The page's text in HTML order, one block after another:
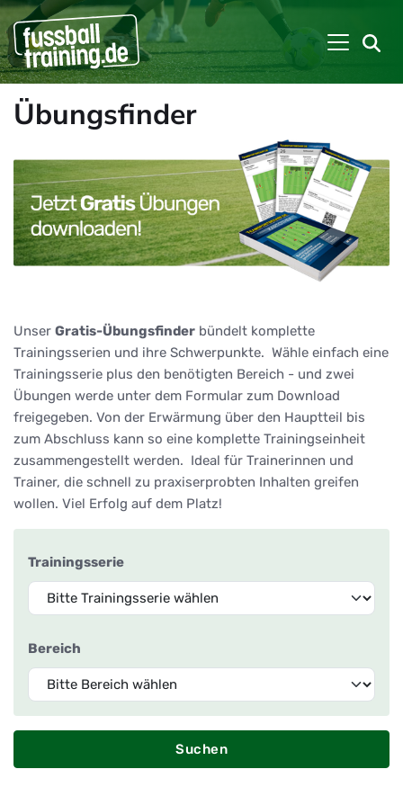
Übungsfinder
Unser Gratis-Übungsfinder bündelt komplette
Trainingsserien und ihre Schwerpunkte. Wähle einfach eine
Trainingsserie plus den benötigten Bereich - und zwei
Übungen werde unter dem Formular zum Download
freigegeben. Von der Erwärmung über den Hauptteil bis
zum Abschluss kann so eine komplette Trainingseinheit
zusammengestellt werden. Ideal für Trainerinnen und
Trainer, die schnell zu praxiserprobten Inhalten greifen
wollen. Viel Erfolg auf dem Platz!
Trainingsserie
Bereich
Suchen